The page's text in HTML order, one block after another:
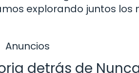
explorando juntos los
Anuncios
detrás de